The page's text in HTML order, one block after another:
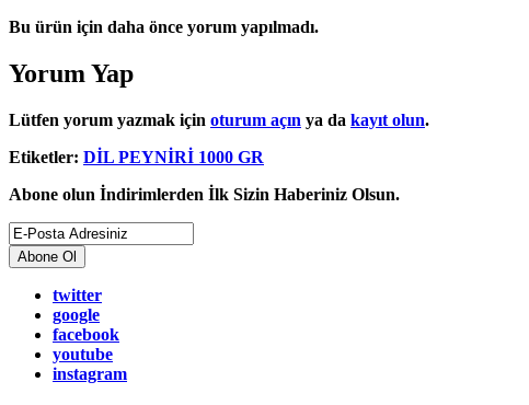
Bu ürün için daha önce yorum yapılmadı.
Yorum Yap
Lütfen yorum yazmak için oturum açın ya da kayıt olun.
Etiketler: DİL PEYNİRİ 1000 GR
Abone olun İndirimlerden İlk Sizin Haberiniz Olsun.
Abone Ol
twitter
google
facebook
youtube
instagram